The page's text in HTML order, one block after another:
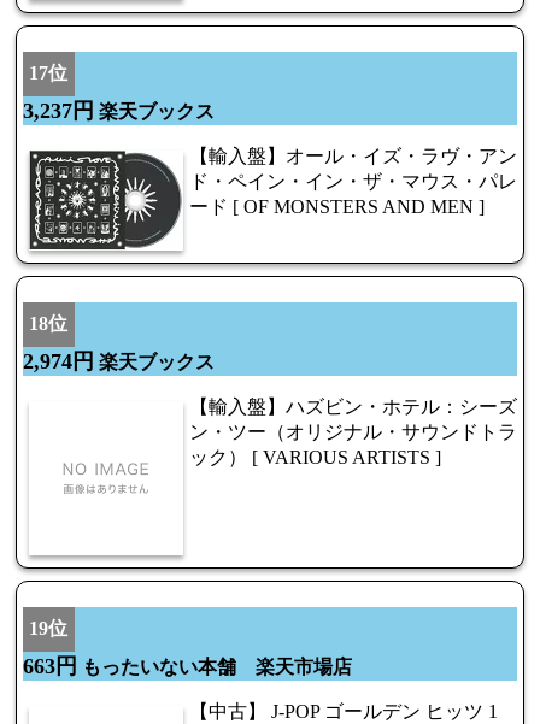
17位
3,237円 楽天ブックス
【輸入盤】オール・イズ・ラヴ・アン
ド・ペイン・イン・ザ・マウス・パレ
ード [ OF MONSTERS AND MEN ]
18位
2,974円 楽天ブックス
【輸入盤】ハズビン・ホテル：シーズ
ン・ツー（オリジナル・サウンドトラ
ック） [ VARIOUS ARTISTS ]
19位
663円 もったいない本舗 楽天市場店
【中古】 J-POP ゴールデン ヒッツ 1